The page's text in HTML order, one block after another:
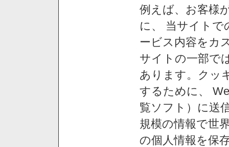
例えば、お客様
に、 当サイトで
ービス内容をカ
サイトの一部で
あります。クッ
するために、
覧ソフト）に送
規模の情報で世
の個人情報を保